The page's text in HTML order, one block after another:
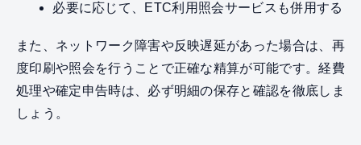
必要に応じて、ETC利用照会サービスも併用する
また、ネットワーク障害や反映遅延があった場合は、再
度印刷や照会を行うことで正確な精算が可能です。経費
処理や確定申告時は、必ず明細の保存と確認を徹底しま
しょう。